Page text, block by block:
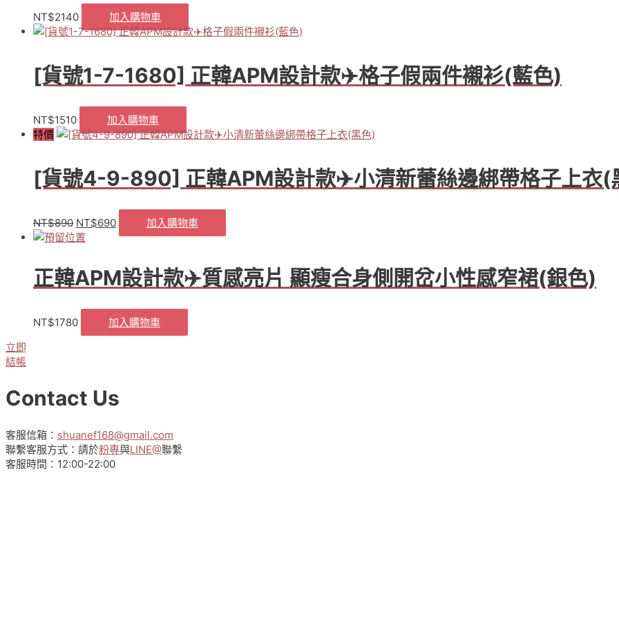
NT$2140 加入購物車
[貨號1-7-1680] 正韓APM設計款✈️格子假兩件襯衫(藍色)
NT$1510
加入購物車
特價
[貨號4-9-890] 正韓APM設計款✈️小清新蕾絲邊綁帶格子上衣(
NT$890 原
始
格：
NT$890。
NT$690目
前
格：
NT$690。
加入購物車
正韓APM設計款✈️質感亮片 顯瘦合身側開岔小性感窄裙(銀色)
NT$1780
加入購物車
立即
結帳
Contact Us
客服信箱： shuanef168@gmail.com
聯繫客服方式：請於粉專與LINE@聯繫
客服時間：12:00-22:00